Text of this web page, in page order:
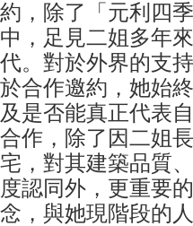
約，除了「元利四
中，足見二姐多年
代。對於外界的支
於合作邀約，她始
及是否能真正代表
合作，除了因二姐
宅，對其建築品質
度認同外，更重要
念，與她現階段的